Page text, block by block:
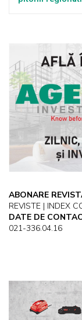
ABONARE
REVISTE | INDEX
DATE DE
021-336.04.16